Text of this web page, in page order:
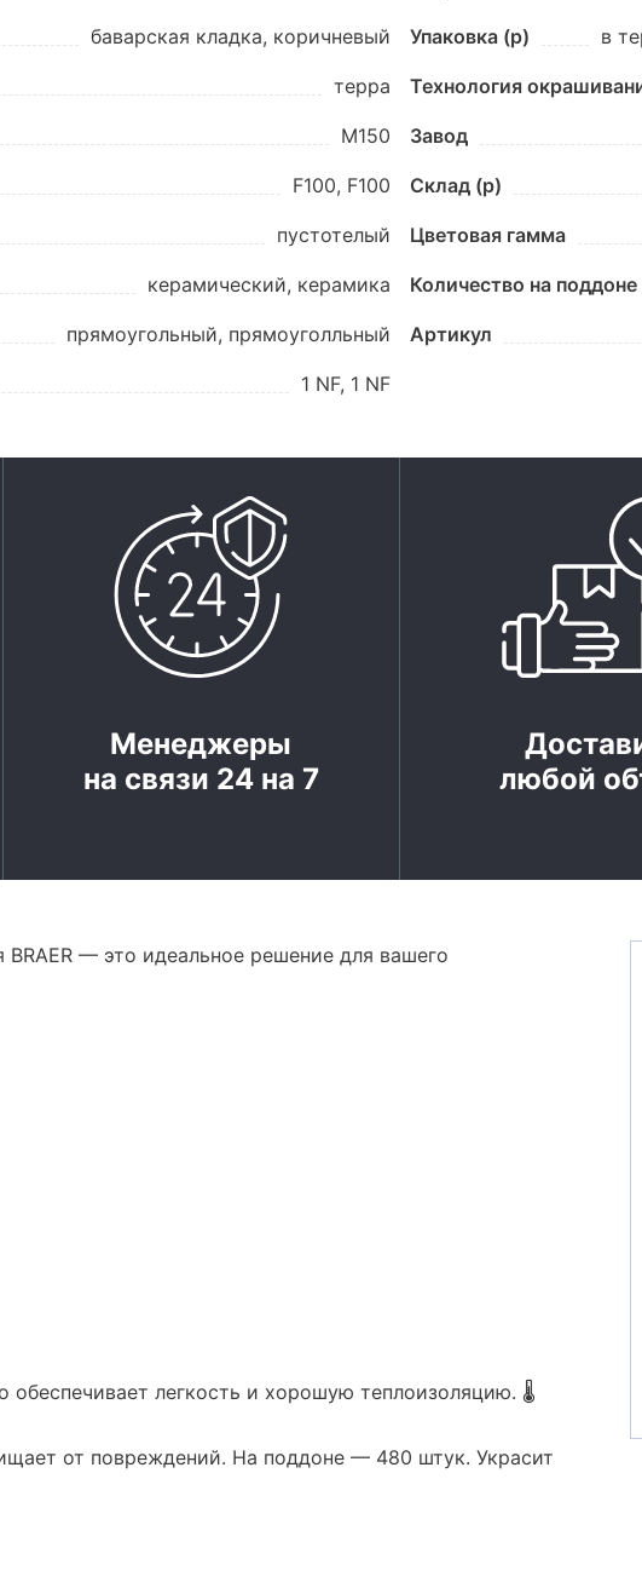
баварская кладка, коричневый
терра
М150
F100, F100
пустотелый
керамический, керамика
прямоугольный, прямоуголльный
1 NF, 1 NF
Упаковка (p) в
Технология
Завод
Склад (p)
Цветовая гамма
Количество на
Артикул
Менеджеры
на связи 24 на 7
любой
— это идеальное решение для вашего
обеспечивает легкость и хорошую теплоизоляцию. 🌡️
от повреждений. На поддоне — 480 штук. Украсит